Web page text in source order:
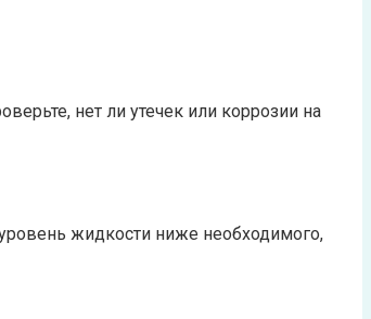
нет ли утечек или коррозии на
жидкости ниже необходимого,